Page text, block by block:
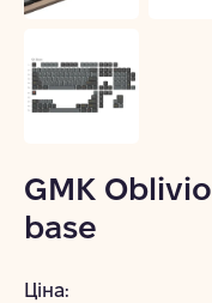
GMK
base
Ціна: